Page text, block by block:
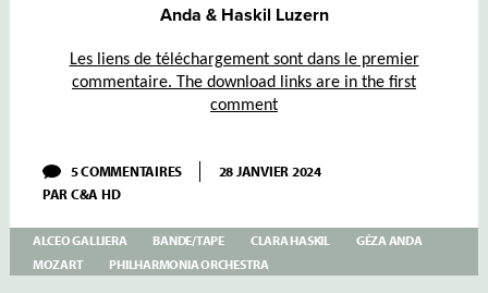
Anda & Haskil Luzern
Les liens de téléchargement sont dans le premier
commentaire. The download links are in the first
comment
5 COMMENTAIRESSUR
HASKIL
–
CONCERTO
28 JANVIER 2024
PARC&A HD
ALCEO GALLIERA BANDE/TAPE CLARA HASKIL
GÉZA ANDA
MOZART
PHILHARMONIA ORCHESTRA